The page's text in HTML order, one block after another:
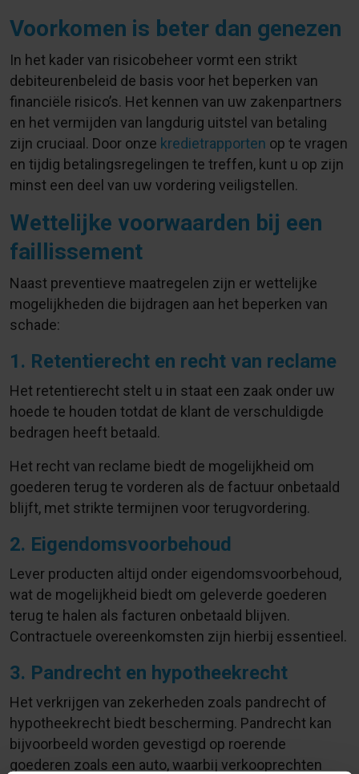
Voorkomen is beter dan genezen
In het kader van risicobeheer vormt een strikt
debiteurenbeleid de basis voor het beperken van
financiële risico’s. Het kennen van uw zakenpartners
en het vermijden van langdurig uitstel van betaling
zijn cruciaal. Door onze kredietrapporten op te vragen
en tijdig betalingsregelingen te treffen, kunt u op zijn
minst een deel van uw vordering veiligstellen.
Wettelijke voorwaarden bij een
faillissement
Naast preventieve maatregelen zijn er wettelijke
mogelijkheden die bijdragen aan het beperken van
schade:
1. Retentierecht en recht van reclame
Het retentierecht stelt u in staat een zaak onder uw
hoede te houden totdat de klant de verschuldigde
bedragen heeft betaald.
Het recht van reclame biedt de mogelijkheid om
goederen terug te vorderen als de factuur onbetaald
blijft, met strikte termijnen voor terugvordering.
2. Eigendomsvoorbehoud
Lever producten altijd onder eigendomsvoorbehoud,
wat de mogelijkheid biedt om geleverde goederen
terug te halen als facturen onbetaald blijven.
Contractuele overeenkomsten zijn hierbij essentieel.
3. Pandrecht en hypotheekrecht
Het verkrijgen van zekerheden zoals pandrecht of
hypotheekrecht biedt bescherming. Pandrecht kan
bijvoorbeeld worden gevestigd op roerende
goederen zoals een auto, waarbij verkooprechten